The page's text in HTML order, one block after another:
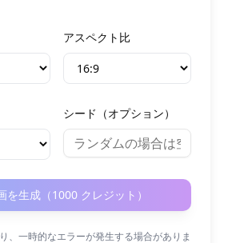
アスペクト比
シード（オプション）
を生成（1000 クレジット）
、一時的なエラーが発生する場合がありま